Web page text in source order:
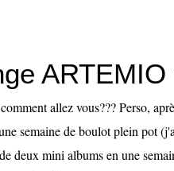
ARTEMIO
allez vous??? Perso,
semaine de boulot plein pot
deux mini albums en une